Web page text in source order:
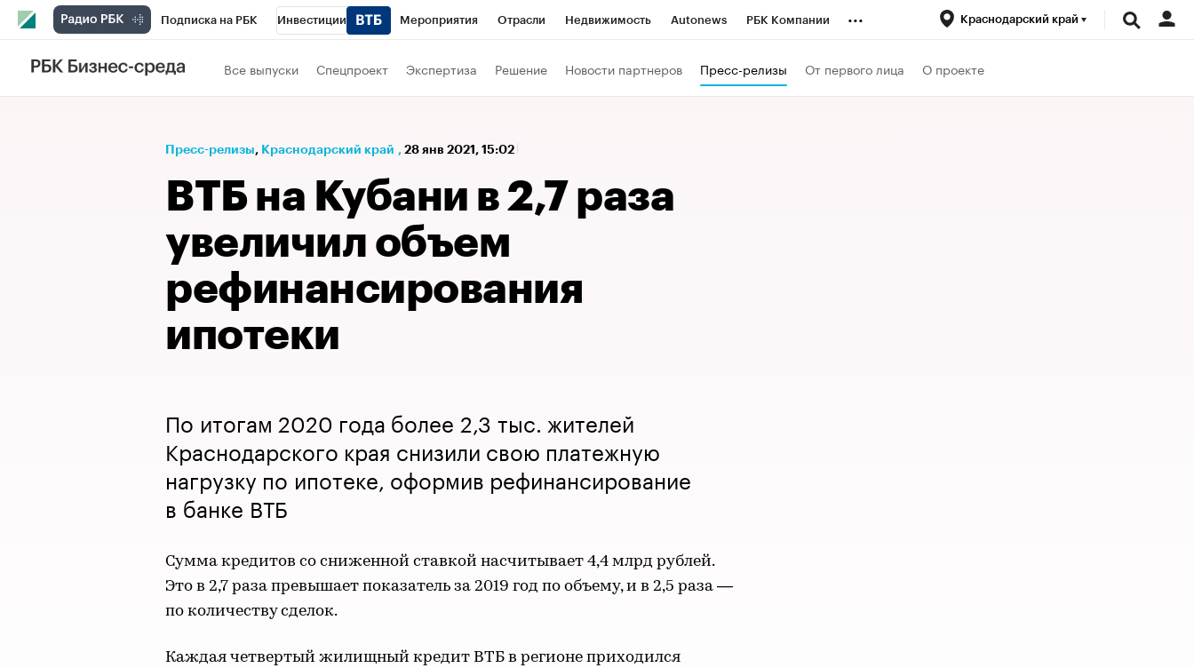
Подписка на РБК Инвестиции Мероприятия Отрасли Недвижимость Autonews РБК Компании
Телеканал
Спецпроекты Проверка контрагентов Экономика
... Краснодарский край
Все выпуски Спецпроект Экспертиза Решение Новости партнеров Пресс-релизы От первого лица О проекте
Пресс-релизы⁠, Краснодарский край , 28 янв 2021, 15:02
ВТБ на Кубани в 2,7 раза
увеличил объем
рефинансирования
ипотеки
По итогам 2020 года более 2,3 тыс. жителей
Краснодарского края снизили свою платежную
нагрузку по ипотеке, оформив рефинансирование
в банке ВТБ
Сумма кредитов со сниженной ставкой насчитывает 4,4 млрд рублей.
Это в 2,7 раза превышает показатель за 2019 год по объему, и в 2,5 раза —
по количеству сделок.
Каждая четвертый жилищный кредит ВТБ в регионе приходился